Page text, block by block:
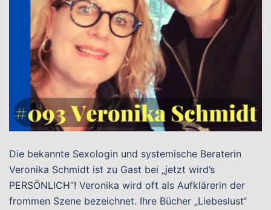
Die bekannte Sexologin und systemische Beraterin
Veronika Schmidt ist zu Gast bei „jetzt wird’s
PERSÖNLICH“! Veronika wird oft als Aufklärerin der
frommen Szene bezeichnet. Ihre Bücher „Liebeslust“